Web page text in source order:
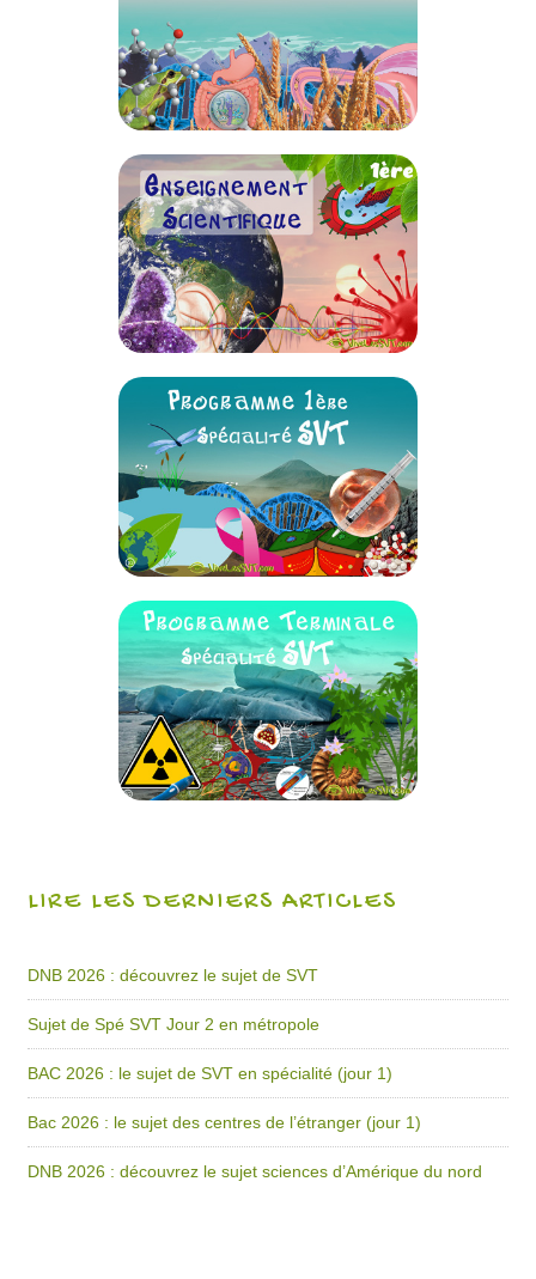
LIRE LES DERNIERS ARTICLES
DNB 2026 : découvrez le sujet de SVT
Sujet de Spé SVT Jour 2 en métropole
BAC 2026 : le sujet de SVT en spécialité (jour 1)
Bac 2026 : le sujet des centres de l’étranger (jour 1)
DNB 2026 : découvrez le sujet sciences d’Amérique du nord